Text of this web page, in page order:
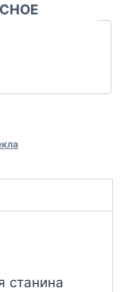
станина